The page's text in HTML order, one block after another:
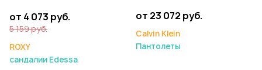
от 4 073 руб.
5 159 руб.
ROXY
сандалии Edessa
от 23 072 руб.
Calvin Klein
Пантолеты